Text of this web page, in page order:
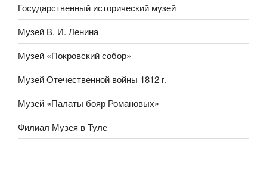
Государственный исторический музей
Музей В. И. Ленина
Музей «Покровский собор»
Музей Отечественной войны 1812 г.
Музей «Палаты бояр Романовых»
Филиал Музея в Туле